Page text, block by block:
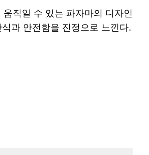
직일 수 있는 파자마의 디자인
과 안전함을 진정으로 느낀다.